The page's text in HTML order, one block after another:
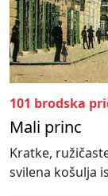
101 brodska
Mali princ
Kratke,
svilena košulja